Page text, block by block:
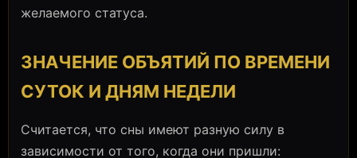
желаемого статуса.
ЗНАЧЕНИЕ ОБЪЯТИЙ ПО ВРЕМЕНИ
СУТОК И ДНЯМ НЕДЕЛИ
Считается, что сны имеют разную силу в
зависимости от того, когда они пришли: